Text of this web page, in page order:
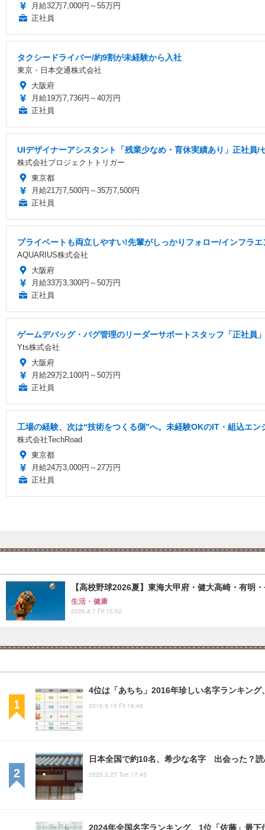
月給32万7,000円～55万円
正社員
タクシードライバー/約9割が未経験から入社
東京・日本交通株式会社
大阪府
月給19万7,736円～40万円
正社員
UIデザイナーアシスタント「残業少なめ・育休実績あり」正社
株式会社プロジェクトトリガー
東京都
月給21万7,500円～35万7,500円
正社員
プライベートも両立しやすい!先輩がしっかりフォロー/インフラ
AQUARIUS株式会社
大阪府
月給33万3,300円～50万円
正社員
ゲームデバッグ・バグ管理のリーダーサポートスタッフ「正社員
Yts株式会社
大阪府
月給29万2,100円～50万円
正社員
工場の経験、次は“技術をつくる側”へ。未経験OKのIT・組込エ
株式会社TechRoad
東京都
月給24万3,000円～27万円
正社員
【高校野球2026夏】東海大甲府・健大高崎・有明
生活・健康
2026.8.7 Fri 15:52
4位は「あちち」2016年珍しい名字ランキング
2016.9.16 Fri 16:45
日本全国で約10名、希少な名字 出会った？読
2025.5.27 Tue 17:45
2024年全国名字ランキング、1位「佐藤」最下